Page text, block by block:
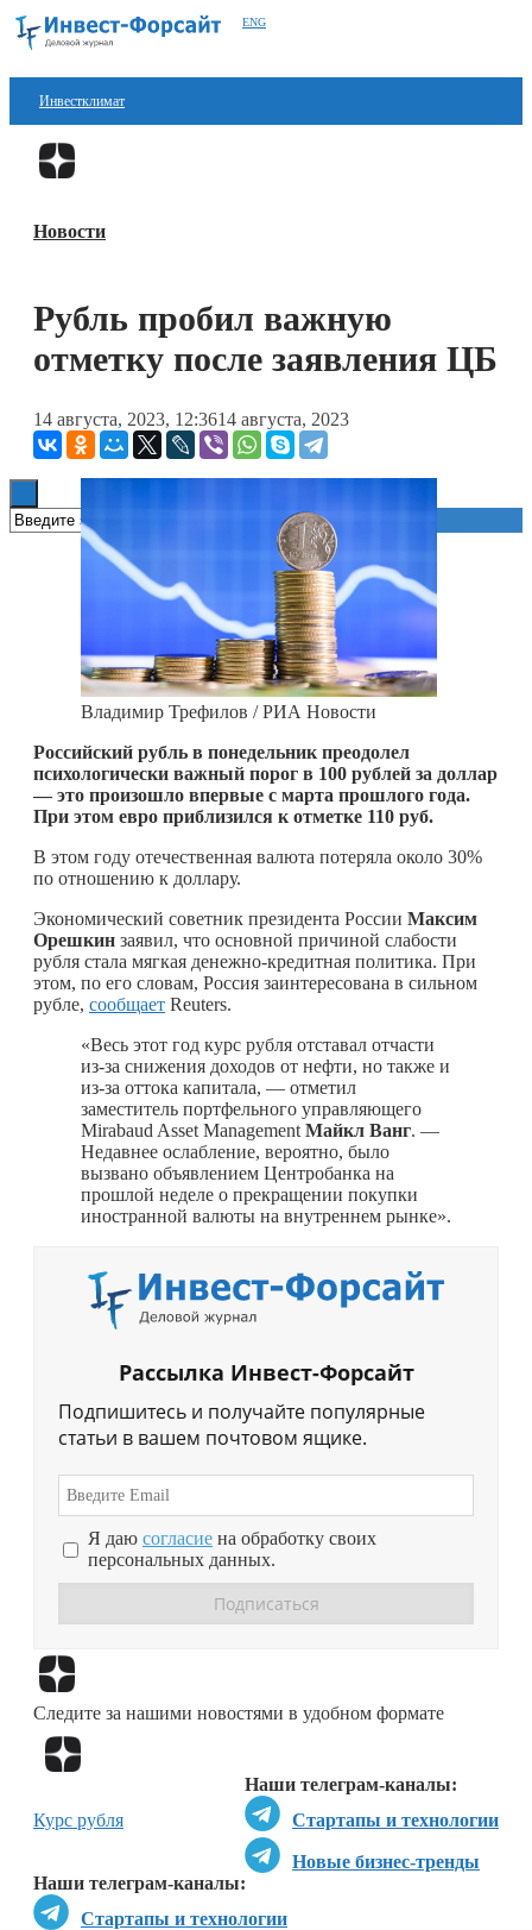
ENG
Инвестклимат
Финансы
Блокчейн
Технологии
Книги
Новости
Рубль пробил важную
отметку после заявления ЦБ
14 августа, 2023, 12:3614 августа, 2023
Владимир Трефилов / РИА Новости
Российский рубль в понедельник преодолел
психологически важный порог в 100 рублей за доллар
— это произошло впервые с марта прошлого года.
При этом евро приблизился к отметке 110 руб.
В этом году отечественная валюта потеряла около 30%
по отношению к доллару.
Экономический советник президента России Максим
Орешкин заявил, что основной причиной слабости
рубля стала мягкая денежно-кредитная политика. При
этом, по его словам, Россия заинтересована в сильном
рубле, сообщает Reuters.
«Весь этот год курс рубля отставал отчасти
из-за снижения доходов от нефти, но также и
из-за оттока капитала, — отметил
заместитель портфельного управляющего
Mirabaud Asset Management Майкл Ванг. —
Недавнее ослабление, вероятно, было
вызвано объявлением Центробанка на
прошлой неделе о прекращении покупки
иностранной валюты на внутреннем рынке».
Рассылка Инвест-Форсайт
Подпишитесь и получайте популярные
статьи в вашем почтовом ящике.
Я даю согласие на обработку своих
персональных данных.
Следите за нашими новостями в удобном формате
Наши телеграм-каналы:
Стартапы и технологии
Новые бизнес-тренды
Наши телеграм-каналы:
Стартапы и технологии
Курс рубля